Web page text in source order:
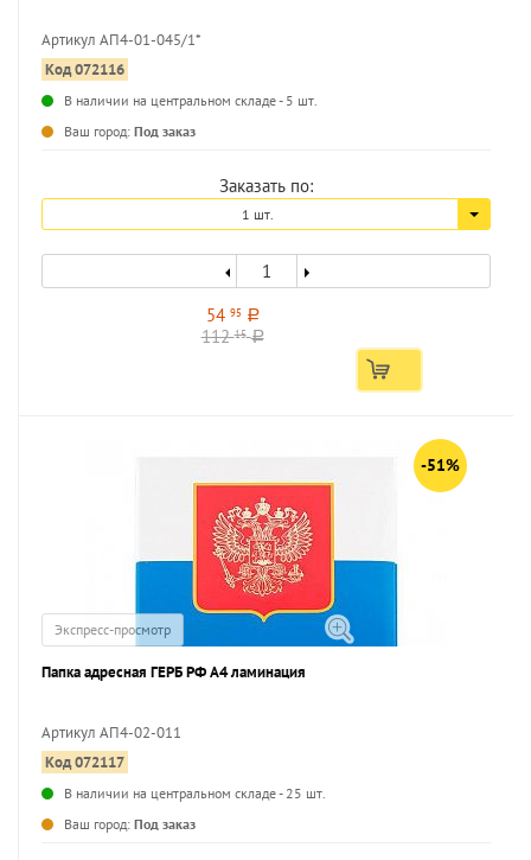
Артикул АП4-01-045/1*
Код 072116
В наличии на центральном складе - 5 шт.
Ваш город: Под заказ
Заказать по:
1 шт.
54 95 a
11215 a
-51%
Экспресс-просмотр
Папка адресная ГЕРБ РФ А4 ламинация
Артикул АП4-02-011
Код 072117
В наличии на центральном складе - 25 шт.
Ваш город: Под заказ